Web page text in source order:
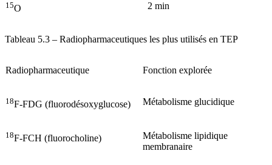
15O 2 min
Tableau 5.3 – Radiopharmaceutiques les plus utilisés en TEP
Radiopharmaceutique Fonction explorée
18F-FDG (fluorodésoxyglucose) Métabolisme glucidique
18F-FCH (fluorocholine)
Métabolisme lipidique
membranaire